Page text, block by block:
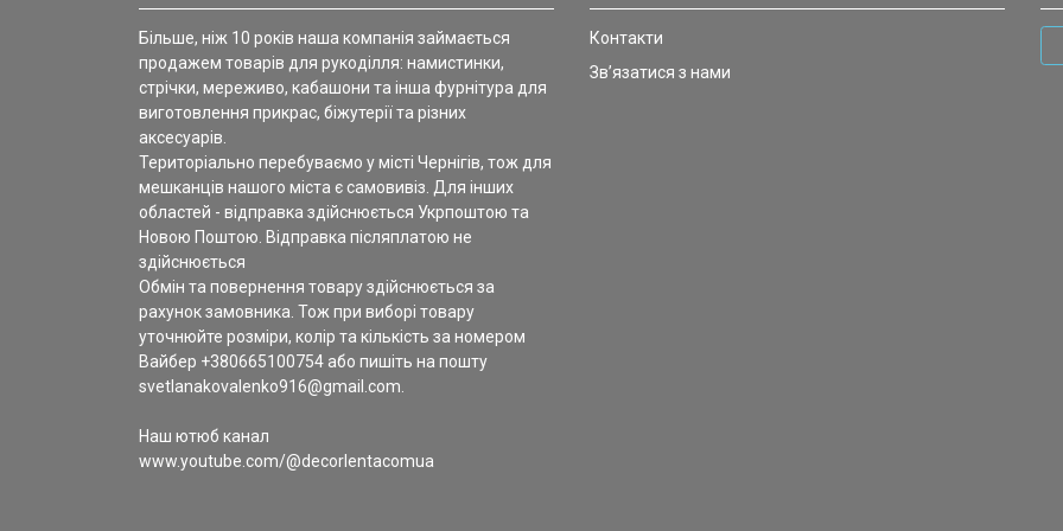
Більше, ніж 10 років наша компанія займається
продажем товарів для рукоділля: намистинки,
стрічки, мереживо, кабашони та інша фурнітура для
виготовлення прикрас, біжутерії та різних
аксесуарів.
Територіально перебуваємо у місті Чернігів, тож для
мешканців нашого міста є самовивіз. Для інших
областей - відправка здійснюється Укрпоштою та
Новою Поштою. Відправка післяплатою не
здійснюється
Обмін та повернення товару здійснюється за
рахунок замовника. Тож при виборі товару
уточнюйте розміри, колір та кількість за номером
Вайбер +380665100754 або пишіть на пошту
svetlanakovalenko916@gmail.com.
Наш ютюб канал
www.youtube.com/@decorlentacomua
Контакти
Зв’язатися з нами